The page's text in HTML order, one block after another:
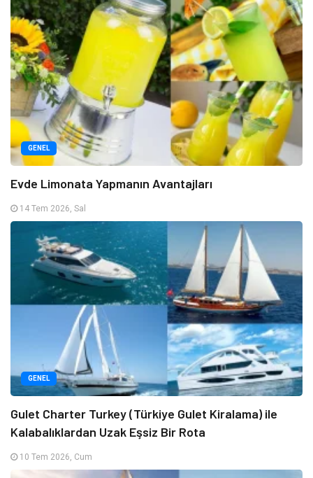
GENEL
Evde Limonata Yapmanın Avantajları
14 Tem 2026, Sal
GENEL
Gulet Charter Turkey (Türkiye Gulet Kiralama) ile
Kalabalıklardan Uzak Eşsiz Bir Rota
10 Tem 2026, Cum